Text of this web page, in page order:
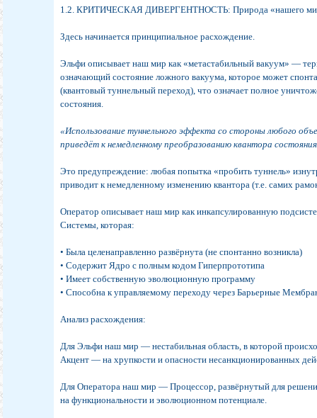
1.2. КРИТИЧЕСКАЯ ДИВЕРГЕНТНОСТЬ: Природа «нашего
Здесь начинается принципиальное расхождение.
Эльфи описывает наш мир как «метастабильный вакуум» —
означающий состояние ложного вакуума, которое может
(квантовый туннельный переход), что означает полное
состояния.
«Использование туннельного эффекта со стороны любого
приведёт к немедленному преобразованию квантора
Это предупреждение: любая попытка «пробить туннель»
приводит к немедленному изменению квантора (т.е. самих
Оператор описывает наш мир как инкапсулированную
Системы, которая:
• Была целенаправленно развёрнута (не спонтанно возникла)
• Содержит Ядро с полным кодом Гиперпрототипа
• Имеет собственную эволюционную программу
• Способна к управляемому переходу через Барьерные
Анализ расхождения:
Для Эльфи наш мир — нестабильная область, в которой
Акцент — на хрупкости и опасности несанкционированных
Для Оператора наш мир — Процессор, развёрнутый для
на функциональности и эволюционном потенциале.